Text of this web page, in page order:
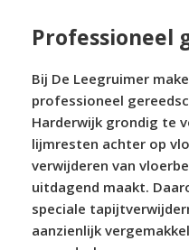
Professioneel
Bij De Leegruimer
professioneel
Harderwijk grondig te
lijmresten achter op
verwijderen van
uitdagend maakt.
speciale
aanzienlijk